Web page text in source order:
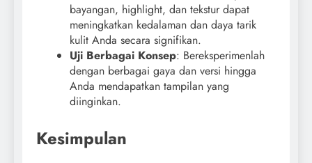
bayangan, highlight, dan tekstur dapat
meningkatkan kedalaman dan daya tarik
kulit Anda secara signifikan.
Uji Berbagai Konsep: Bereksperimenlah
dengan berbagai gaya dan versi hingga
Anda mendapatkan tampilan yang
diinginkan.
Kesimpulan